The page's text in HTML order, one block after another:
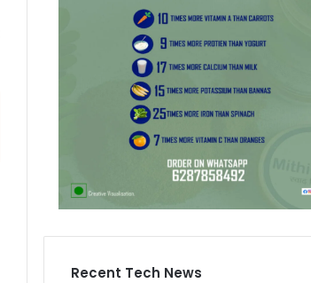
Recent Tech News